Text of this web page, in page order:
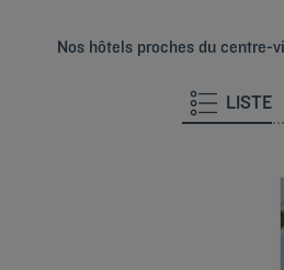
Nos hôtels proches du centre-
LISTE